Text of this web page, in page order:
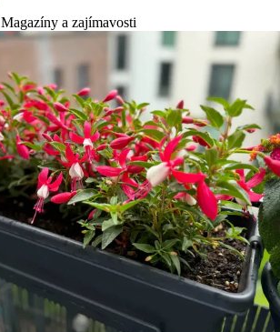
Magazíny a zajímavosti